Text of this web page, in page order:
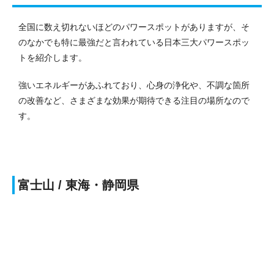
全国に数え切れないほどのパワースポットがありますが、そ
のなかでも特に最強だと言われている日本三大パワースポッ
トを紹介します。
強いエネルギーがあふれており、心身の浄化や、不調な箇所
の改善など、さまざまな効果が期待できる注目の場所なので
す。
富士山 / 東海・静岡県